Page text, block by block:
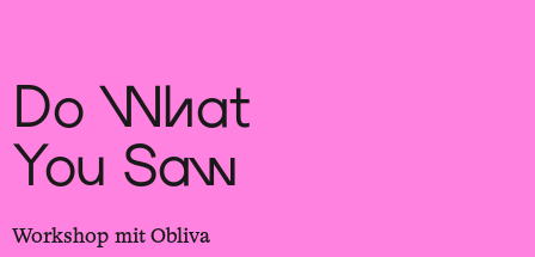
Do What
You Saw
Workshop mit Obliva